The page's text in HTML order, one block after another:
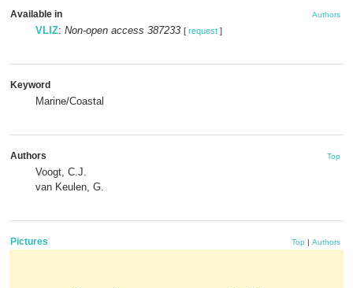
Available in Authors
VLIZ: Non-open access 387233 [ request ]
Keyword
Marine/Coastal
Authors Top
Voogt, C.J.
van Keulen, G.
Pictures Top | Authors